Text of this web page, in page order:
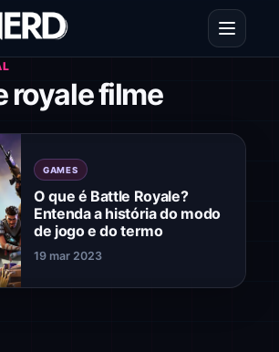
Abrir
royale filme
GAMES
O que é Battle Royale?
Entenda a história do modo
de jogo e do termo
19 mar 2023